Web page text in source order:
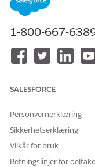
Tilgjengelig i
med Agentforce IT
Opprette en
Automatiser
maskinvareaktiva
mengder aktiva
HJALP DENNE
1-800-667-
SALESFORCE
Personvernerklæring
Sikkerhetserklæring
Vilkår for bruk
Retningslinjer for